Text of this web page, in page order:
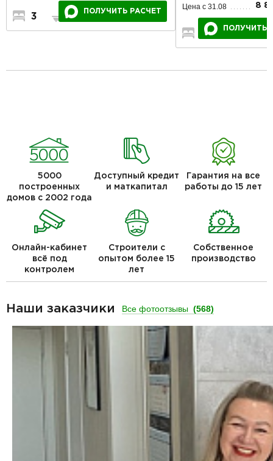
3 2
ПОЛУЧИТЬ РАСЧЕТ
Цена с 31.08 8
3
ПОЛУЧИТЬ
5000
построенных
домов с 2002 года
Доступный кредит
и маткапитал
Гарантия на все
работы до 15 лет
Онлайн-кабинет
всё под
контролем
Строители с
опытом более 15
лет
Собственное
производство
Наши заказчики Все фотоотзывы (568)